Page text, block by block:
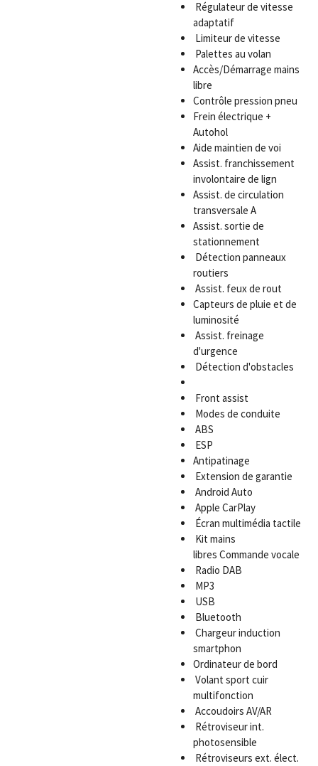
Régulateur de vitesse
adaptatif
Limiteur de vitesse
Palettes au volan
Accès/Démarrage mains
libre
Contrôle pression pneu
Frein électrique +
Autohol
Aide maintien de voi
Assist. franchissement
involontaire de lign
Assist. de circulation
transversale A
Assist. sortie de
stationnement
Détection panneaux
routiers
Assist. feux de rout
Capteurs de pluie et de
luminosité
Assist. freinage
d'urgence
Détection d'obstacles
Front assist
Modes de conduite
ABS
ESP
Antipatinage
Extension de garantie
Android Auto
Apple CarPlay
Écran multimédia tactile
Kit mains
libres Commande vocale
Radio DAB
MP3
USB
Bluetooth
Chargeur induction
smartphon
Ordinateur de bord
Volant sport cuir
multifonction
Accoudoirs AV/AR
Rétroviseur int.
photosensible
Rétroviseurs ext. élect.